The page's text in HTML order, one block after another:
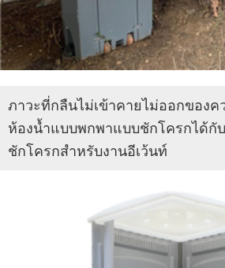
ภาวะที่กลืนไม่เข้าคายไม่ออกของค
ห้องน้ำแบบพกพาแบบชักโครกได้กั
ชักโครกสำหรับงานอีเว้นท์